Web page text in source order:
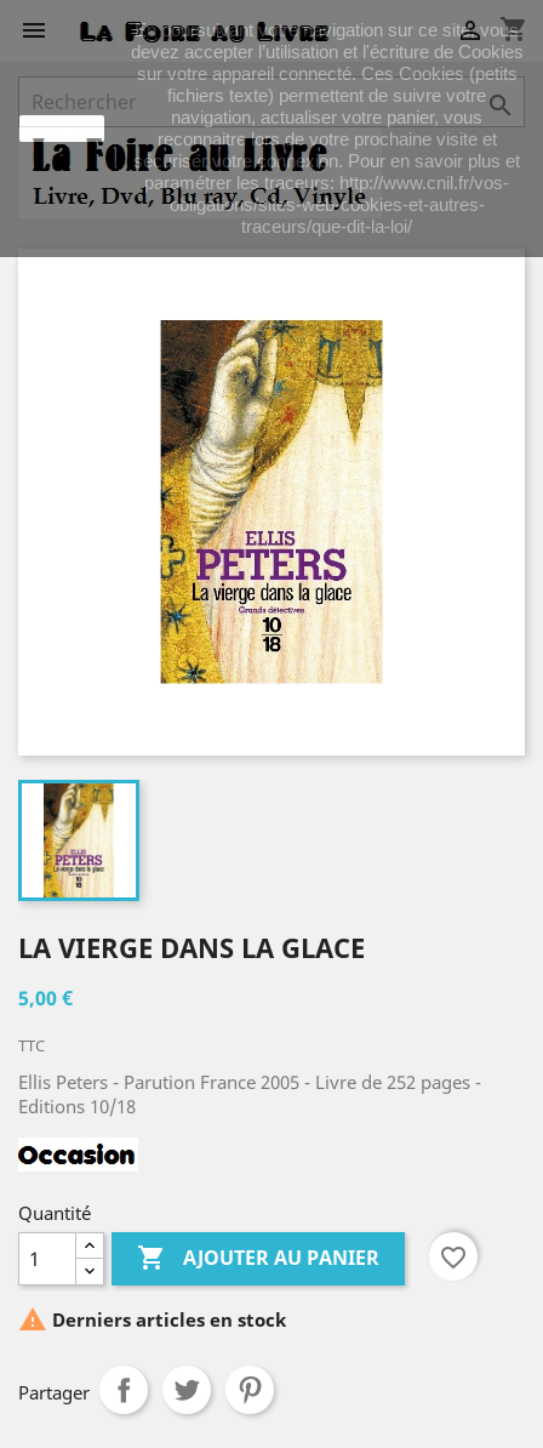
J'accepte
En poursuivant votre navigation sur ce site, vous
devez accepter l’utilisation et l'écriture de Cookies
sur votre appareil connecté. Ces Cookies (petits
fichiers texte) permettent de suivre votre
navigation, actualiser votre panier, vous
reconnaitre lors de votre prochaine visite et
sécuriser votre connexion. Pour en savoir plus et
paramétrer les traceurs: http://www.cnil.fr/vos-
obligations/sites-web-cookies-et-autres-
traceurs/que-dit-la-loi/
 shopping_cart


LA VIERGE DANS LA GLACE
5,00 €
TTC
Ellis Peters - Parution France 2005 - Livre de 252 pages -
Editions 10/18
Quantité
 AJOUTER AU PANIER favorite_border
 Derniers articles en stock
Partager